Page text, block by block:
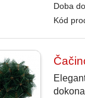
Doba
Kód